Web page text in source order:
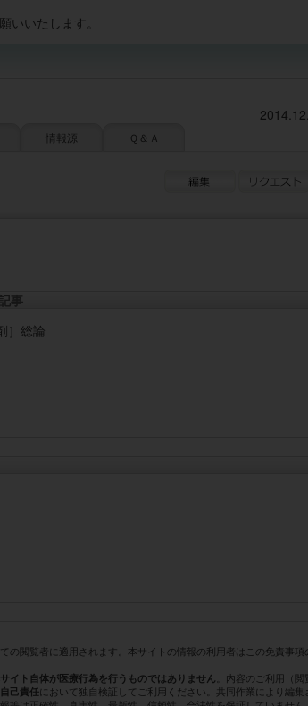
いいたします。
情報源 Ｑ＆Ａ
Post
事
総論
の閲覧者に適用されます。本サイトの情報の利用者はこの免責事項
イト自体が医療行為を行うものではありません 。内容のご利用（
己責任において独自検証してご利用ください。共同作業により編